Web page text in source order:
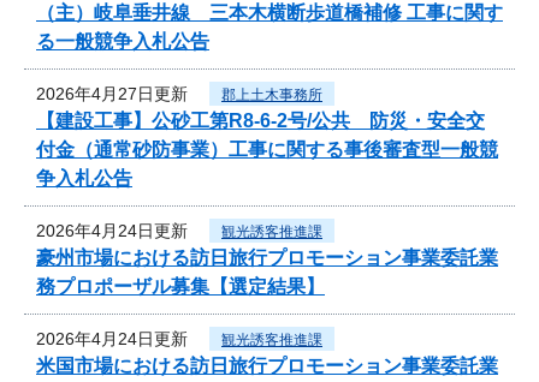
（主）岐阜垂井線 三本木横断歩道橋補修 工事に関す
る一般競争入札公告
2026年4月27日更新 郡上土木事務所
【建設工事】公砂工第R8-6-2号/公共 防災・安全交
付金（通常砂防事業）工事に関する事後審査型一般競
争入札公告
2026年4月24日更新 観光誘客推進課
豪州市場における訪日旅行プロモーション事業委託業
務プロポーザル募集【選定結果】
2026年4月24日更新 観光誘客推進課
米国市場における訪日旅行プロモーション事業委託業